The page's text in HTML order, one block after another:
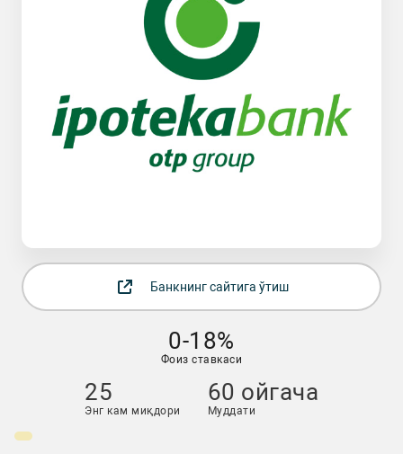
Банкнинг сайтига ўтиш
0-18%
Фоиз ставкаси
25
Энг кам миқдори
60 ойгача
Муддати